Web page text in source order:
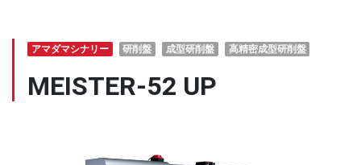
アマダマシナリー 研削盤 成型研削盤 高精密成型研削盤
MEISTER-52 UP